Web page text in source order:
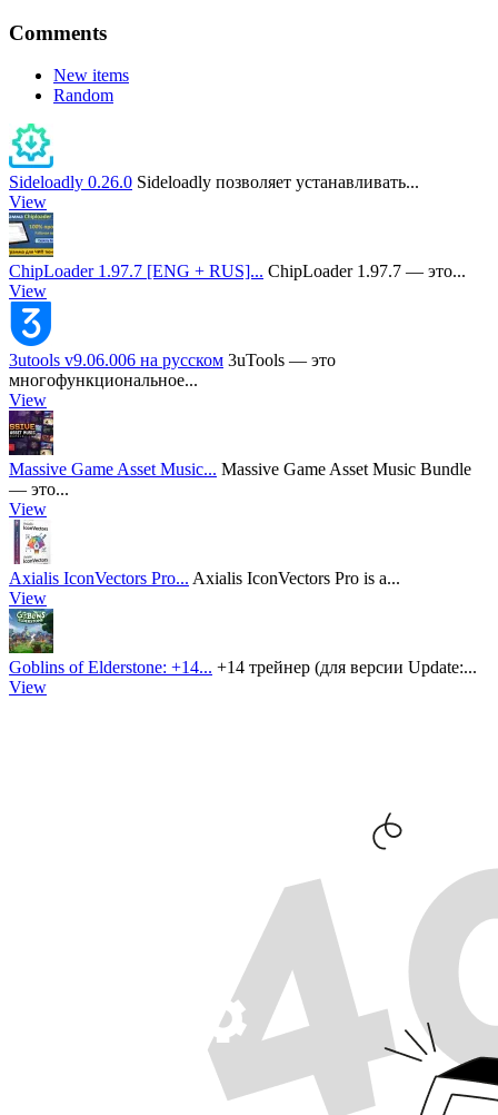
Comments
New items
Random
Sideloadly 0.26.0 Sideloadly позволяет устанавливать...
View
ChipLoader 1.97.7 [ENG + RUS]... ChipLoader 1.97.7 — это...
View
3utools v9.06.006 на русском 3uTools — это
многофункциональное...
View
Massive Game Asset Music... Massive Game Asset Music Bundle
— это...
View
Axialis IconVectors Pro... Axialis IconVectors Pro is a...
View
Goblins of Elderstone: +14... +14 трейнер (для версии Update:...
View